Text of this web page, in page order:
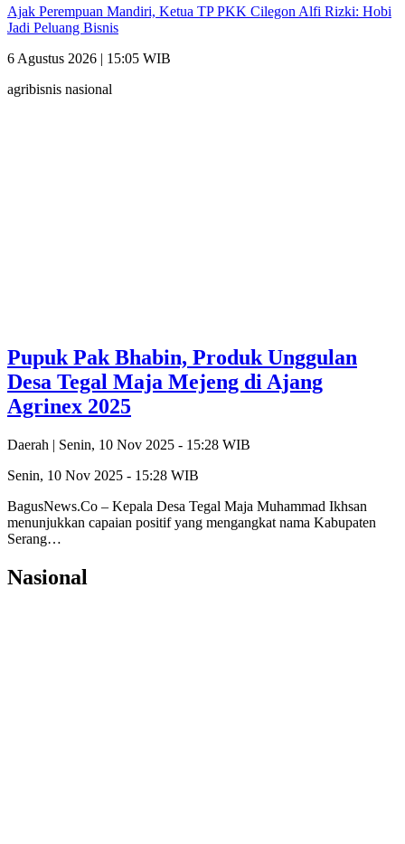
Ajak Perempuan Mandiri, Ketua TP PKK Cilegon Alfi Rizki: Hobi
Jadi Peluang Bisnis
6 Agustus 2026 | 15:05 WIB
agribisnis nasional
Pupuk Pak Bhabin, Produk Unggulan
Desa Tegal Maja Mejeng di Ajang
Agrinex 2025
Daerah | Senin, 10 Nov 2025 - 15:28 WIB
Senin, 10 Nov 2025 - 15:28 WIB
BagusNews.Co – Kepala Desa Tegal Maja Muhammad Ikhsan
menunjukkan capaian positif yang mengangkat nama Kabupaten
Serang…
Nasional